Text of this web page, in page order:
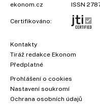
ekonom.cz
ISSN
Certifikováno:
Kontakty
Tiráž redakce Ekonom
Předplatné
Prohlášení o cookies
Nastavení soukromí
Ochrana osobních údajů